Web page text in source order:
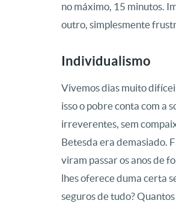
no máximo, 15 minutos.
outro, simplesmente
Individualismo
Vivemos dias muito
isso o pobre conta com a
irreverentes, sem
Betesda era demasiado.
viram passar os anos de
lhes oferece duma certa
seguros de tudo?